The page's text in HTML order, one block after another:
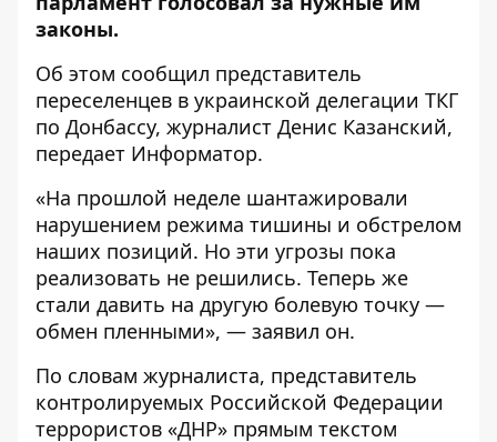
законы.
Об этом сообщил представитель
переселенцев в украинской делегации ТКГ
по Донбассу, журналист Денис Казанский,
передает Информатор.
«На прошлой неделе шантажировали
нарушением режима тишины и обстрелом
наших позиций. Но эти угрозы пока
реализовать не решились. Теперь же
стали давить на другую болевую точку —
обмен пленными», — заявил он.
По словам журналиста, представитель
контролируемых Российской Федерации
террористов «ДНР» прямым текстом